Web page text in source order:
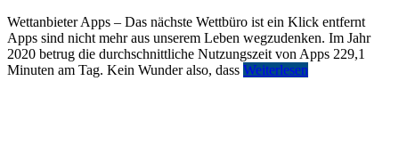
Wettanbieter Apps – Das nächste Wettbüro ist ein Klick entfernt
Apps sind nicht mehr aus unserem Leben wegzudenken. Im Jahr
2020 betrug die durchschnittliche Nutzungszeit von Apps 229,1
Minuten am Tag. Kein Wunder also, dass Weiterlesen